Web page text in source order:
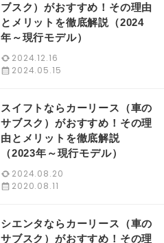
ブスク）がおすすめ！その理由
とメリットを徹底解説（2024
年～現行モデル）
2024.12.16
2024.05.15
スイフトならカーリース（車の
サブスク）がおすすめ！その理
由とメリットを徹底解説
（2023年～現行モデル）
2024.08.20
2020.08.11
シエンタならカーリース（車の
サブスク）がおすすめ！その理